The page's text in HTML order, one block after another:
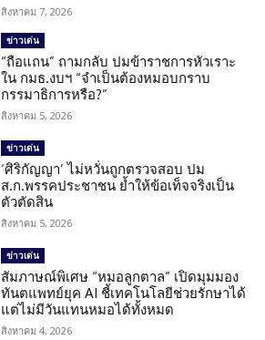
สิงหาคม 7, 2026
ข่าวเด่น
“ถือแถน” ถามกลับ ปมข้าราชการหัวเราะ
ใน กมธ.งบฯ “จำเป็นต้องหมอบกราบ
กรรมาธิการหรือ?”
สิงหาคม 5, 2026
ข่าวเด่น
‘ศิริกัญญา’ ไม่หวั่นถูกตรวจสอบ ปม
ส.ก.พรรคประชาชน ย้ำให้ข้อเท็จจริงเป็น
ตัวตัดสิน
สิงหาคม 5, 2026
ข่าวเด่น
สัมภาษณ์พิเศษ “หมอลูกตาล” เปิดมุมมอง
ทันตแพทย์ยุค AI ชี้เทคโนโลยีช่วยรักษาได้
แต่ไม่มีวันแทนหมอได้ทั้งหมด
สิงหาคม 4, 2026